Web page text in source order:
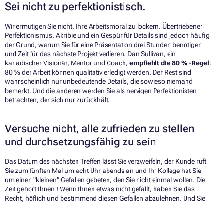
Sei nicht zu perfektionistisch.
Wir ermutigen Sie nicht, Ihre Arbeitsmoral zu lockern. Übertriebener
Perfektionismus, Akribie und ein Gespür für Details sind jedoch häufig
der Grund, warum Sie für eine Präsentation drei Stunden benötigen
und Zeit für das nächste Projekt verlieren. Dan Sullivan, ein
kanadischer Visionär, Mentor und Coach, empfiehlt die 80 % -Regel:
80 % der Arbeit können qualitativ erledigt werden. Der Rest sind
wahrscheinlich nur unbedeutende Details, die sowieso niemand
bemerkt. Und die anderen werden Sie als nervigen Perfektionisten
betrachten, der sich nur zurückhält.
Versuche nicht, alle zufrieden zu stellen
und durchsetzungsfähig zu sein
Das Datum des nächsten Treffen lässt Sie verzweifeln, der Kunde ruft
Sie zum fünften Mal um acht Uhr abends an und Ihr Kollege hat Sie
um einen "kleinen" Gefallen gebeten, den Sie nicht einmal wollen. Die
Zeit gehört Ihnen ! Wenn Ihnen etwas nicht gefällt, haben Sie das
Recht, höflich und bestimmend diesen Gefallen abzulehnen. Und Sie